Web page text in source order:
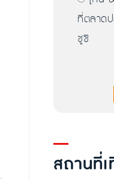
ที่ตลาด
ซูชิ
สถานที่